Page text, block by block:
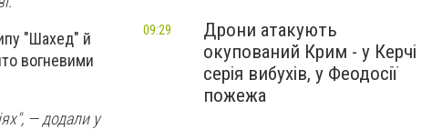
"Шахед" й
вогневими
— додали у
Дрони атакують
окупований Крим - у Керчі
серія вибухів, у Феодосії
пожежа
09:29